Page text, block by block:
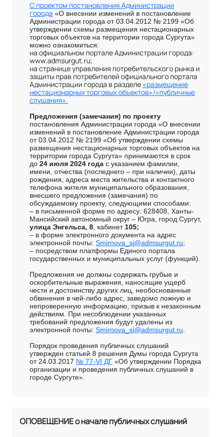
С проектом постановления Администрации
города «О внесении изменений в постановление
Администрации города от 03.04.2012 № 2199 «Об
утверждении схемы размещения нестационарных
торговых объектов на территории города Сургута»
можно ознакомиться:
на официальном портале Администрации города:
www.admsurgut.ru;
на странице управления потребительского рынка и
защиты прав потребителей официального портала
Администрации города в разделе «размещение
нестационарных торговых объектов»/«публичные
слушания».
Предложения (замечания) по проекту
постановления Администрации города «О внесении
изменений в постановление Администрации города
от 03.04.2012 № 2199 «Об утверждении схемы
размещения нестационарных торговых объектов на
территории города Сургута» принимаются в срок
до 24 июля 2024 года с указанием фамилии,
имени, отчества (последнего – при наличии), даты
рождения, адреса места жительства и контактного
телефона жителя муниципального образования,
внесшего предложения (замечания) по
обсуждаемому проекту, следующими способами:
– в письменной форме по адресу: 628408, Ханты-
Мансийский автономный округ – Югра, город Сургут,
улица Энгельса, 8, кабинет105;
– в форме электронного документа на адрес
электронной почты: Smirnova_si@admsurgut.ru;
– посредством платформы Единого портала
государственных и муниципальных услуг (функций).
Предложения не должны содержать грубые и
оскорбительные выражения, наносящие ущерб
чести и достоинству других лиц, необоснованные
обвинения в чей-либо адрес, заведомо ложную и
непроверенную информацию, призыв к незаконным
действиям. При несоблюдении указанных
требований предложения будут удалены из
электронной почты: Smirnova_si@admsurgut.ru.
Порядок проведения публичных слушаний
утвержден статьей 8 решения Думы города Сургута
от 24.03.2017 № 77-VI ДГ «Об утверждении Порядка
организации и проведения публичных слушаний в
городе Сургуте».
ОПОВЕЩЕНИЕ о начале публичных слушаний